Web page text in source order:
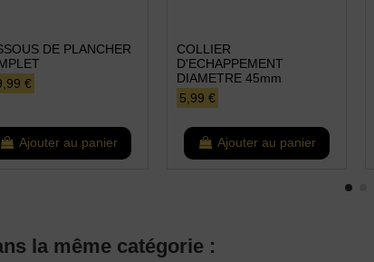
DE PLANCHER
€
Ajouter au panier
COLLIER
D'ECHAPPEMENT
DIAMETRE 45mm
5,99 €
Ajouter au panier
la même catégorie :